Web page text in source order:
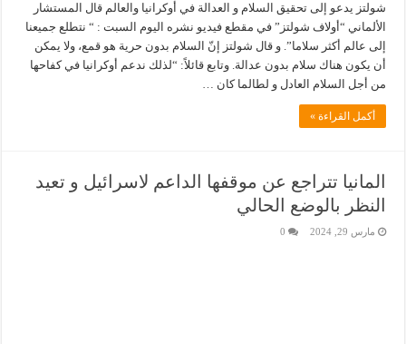
شولتز يدعو إلى تحقيق السلام و العدالة في أوكرانيا والعالم قال المستشار
الألماني “أولاف شولتز” في مقطع فيديو نشره اليوم السبت : “ نتطلع جميعنا
إلى عالم أكثر سلاما”. و قال شولتز إنّ السلام بدون حرية هو قمع، ولا يمكن
أن يكون هناك سلام بدون عدالة. وتابع قائلاً: “لذلك ندعم أوكرانيا في كفاحها
من أجل السلام العادل و لطالما كان …
أكمل القراءة »
المانيا تتراجع عن موقفها الداعم لاسرائيل و تعيد
النظر بالوضع الحالي
مارس 29, 2024 0